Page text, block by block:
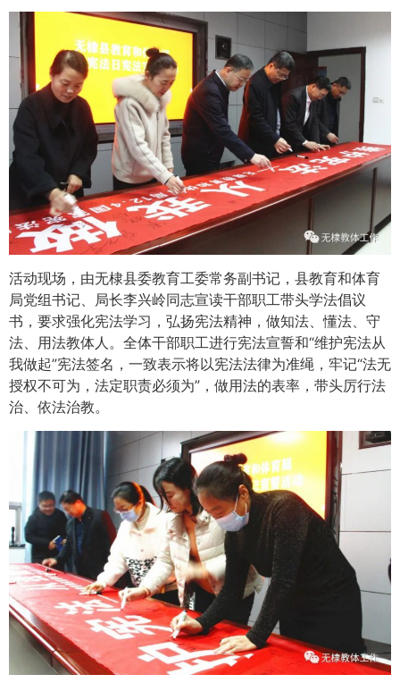
活动现场，由无棣县委教育工委常务副书记，县教育和体育
局党组书记、局长李兴岭同志宣读干部职工带头学法倡议
书，要求强化宪法学习，弘扬宪法精神，做知法、懂法、守
法、用法教体人。全体干部职工进行宪法宣誓和“维护宪法从
我做起”宪法签名，一致表示将以宪法法律为准绳，牢记“法无
授权不可为，法定职责必须为”，做用法的表率，带头厉行法
治、依法治教。